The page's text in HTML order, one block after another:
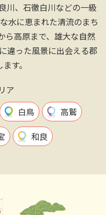
川、石徹白川などの一級
水に恵まれた清流のまち
ら高原まで、雄大な自然
違った風景に出会える郡
す。
ア
白鳥
高鷲
和良